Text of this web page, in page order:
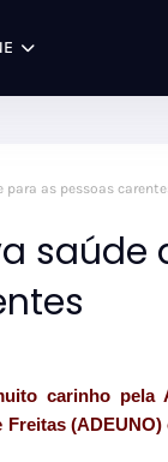
para as pessoas
carinho pela